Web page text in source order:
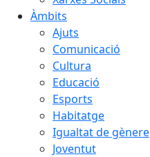
Àmbits
Ajuts
Comunicació
Cultura
Educació
Esports
Habitatge
Igualtat de gènere
Joventut